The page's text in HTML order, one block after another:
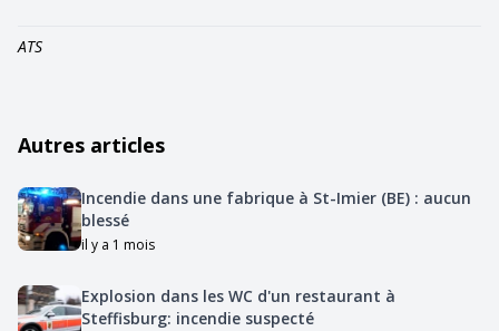
ATS
Autres articles
Incendie dans une fabrique à St-Imier (BE) : aucun
blessé
il y a 1 mois
Explosion dans les WC d'un restaurant à
Steffisburg: incendie suspecté